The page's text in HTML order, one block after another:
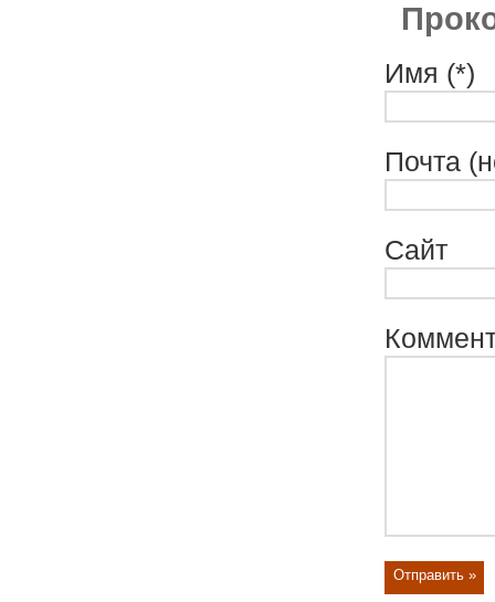
Имя (*)
Почта
Сайт